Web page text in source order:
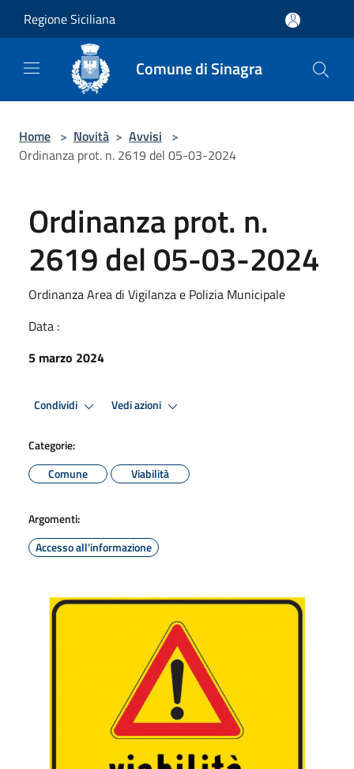
Regione Siciliana
Comune di Sinagra
Home > Novità > Avvisi >
Ordinanza prot. n. 2619 del 05-03-2024
Ordinanza prot. n.
2619 del 05-03-2024
Ordinanza Area di Vigilanza e Polizia Municipale
Data :
5 marzo 2024
Condividi Vedi azioni
Categorie:
Comune
Viabilità
Argomenti:
Accesso all'informazione